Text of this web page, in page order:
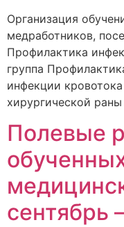
Организация
медработников,
Профилактика
группа
инфекции
хирургической
Полевые
сентябрь